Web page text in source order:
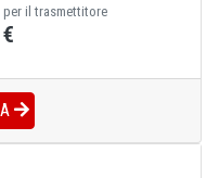
per il trasmettitore